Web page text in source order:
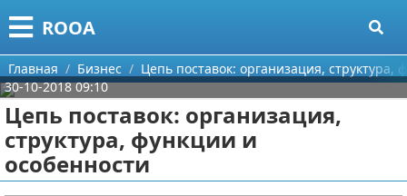
ROOA
Меню
Главная
Категории
Рукоделие
Программирование
Поиск
О проекте
Главная Бизнес
Цепь поставок: организация, структура,
30-10-2018 09:10
Цепь поставок: организация,
структура, функции и
особенности